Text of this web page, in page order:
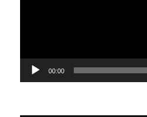
00:00